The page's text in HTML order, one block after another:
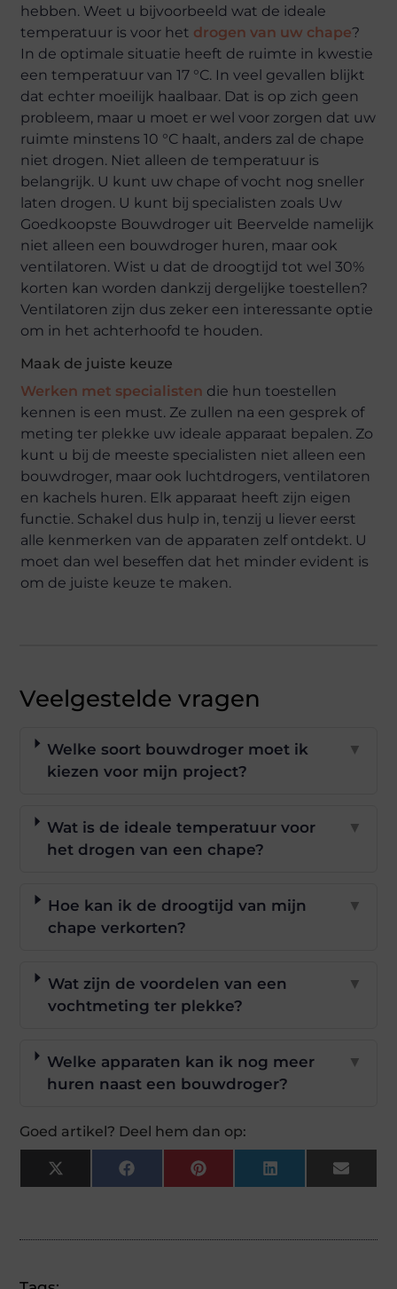
hebben. Weet u bijvoorbeeld wat de ideale
temperatuur is voor het drogen van uw chape?
In de optimale situatie heeft de ruimte in kwestie
een temperatuur van 17 °C. In veel gevallen blijkt
dat echter moeilijk haalbaar. Dat is op zich geen
probleem, maar u moet er wel voor zorgen dat uw
ruimte minstens 10 °C haalt, anders zal de chape
niet drogen. Niet alleen de temperatuur is
belangrijk. U kunt uw chape of vocht nog sneller
laten drogen. U kunt bij specialisten zoals Uw
Goedkoopste Bouwdroger uit Beervelde namelijk
niet alleen een bouwdroger huren, maar ook
ventilatoren. Wist u dat de droogtijd tot wel 30%
korten kan worden dankzij dergelijke toestellen?
Ventilatoren zijn dus zeker een interessante optie
om in het achterhoofd te houden.
Maak de juiste keuze
Werken met specialisten die hun toestellen
kennen is een must. Ze zullen na een gesprek of
meting ter plekke uw ideale apparaat bepalen. Zo
kunt u bij de meeste specialisten niet alleen een
bouwdroger, maar ook luchtdrogers, ventilatoren
en kachels huren. Elk apparaat heeft zijn eigen
functie. Schakel dus hulp in, tenzij u liever eerst
alle kenmerken van de apparaten zelf ontdekt. U
moet dan wel beseffen dat het minder evident is
om de juiste keuze te maken.
Veelgestelde vragen
Welke soort bouwdroger moet ik
kiezen voor mijn project?
▼
Wat is de ideale temperatuur voor
het drogen van een chape?
▼
Hoe kan ik de droogtijd van mijn
chape verkorten?
▼
Wat zijn de voordelen van een
vochtmeting ter plekke?
▼
Welke apparaten kan ik nog meer
huren naast een bouwdroger?
▼
Goed artikel? Deel hem dan op:
X
(Twitter)
FacebookPinterestLinkedInEmail